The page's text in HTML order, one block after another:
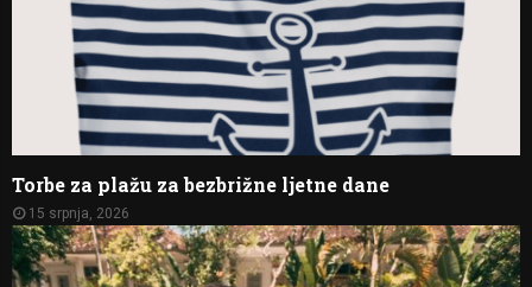
Torbe za plažu za bezbrižne ljetne dane
15 srpnja, 2026